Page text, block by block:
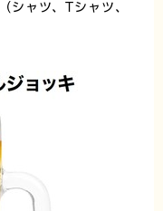
シャツ、Tシャツ、